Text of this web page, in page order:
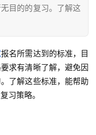
目的的复习。了解这
报名所需达到的标准，目
求有清晰了解，避免因
了解这些标准，能帮助
习策略。